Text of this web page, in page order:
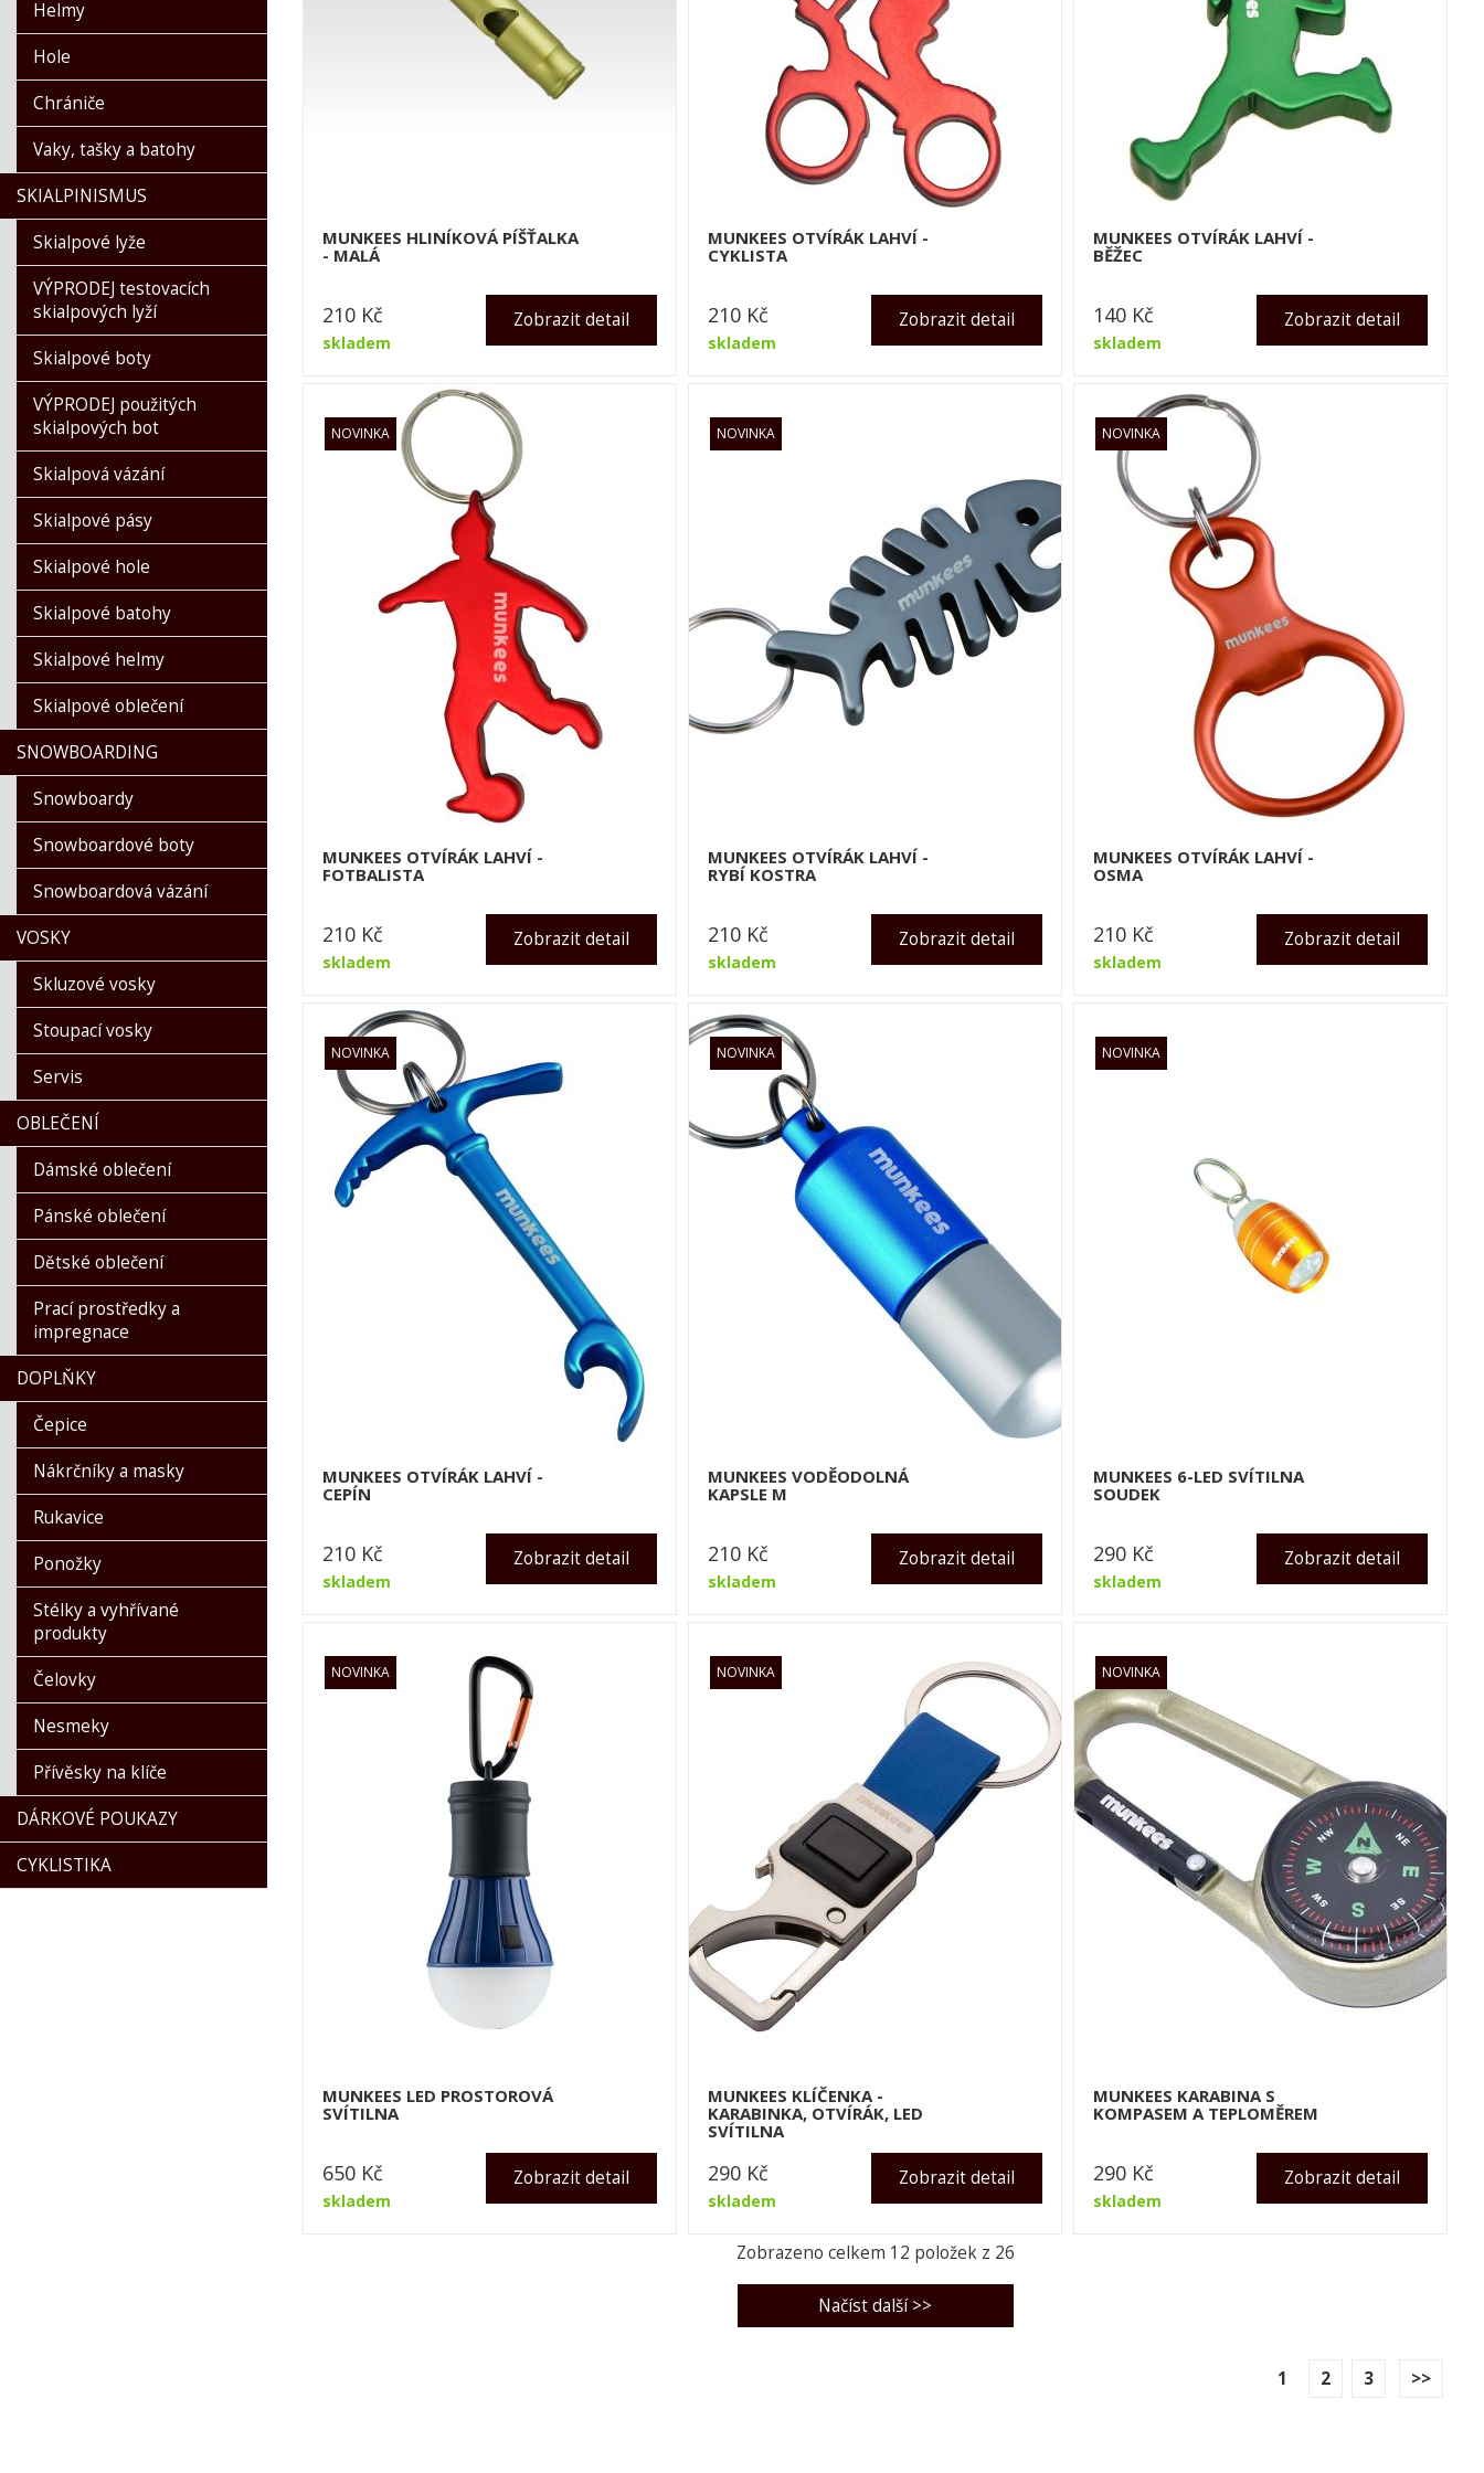
MUNKEES HLINÍKOVÁ PÍŠŤALKA
- MALÁ
skladem
Zobrazit detail
210 Kč
MUNKEES OTVÍRÁK LAHVÍ -
CYKLISTA
skladem
Zobrazit detail
210 Kč
MUNKEES OTVÍRÁK LAHVÍ -
BĚŽEC
skladem
Zobrazit detail
140 Kč
MUNKEES OTVÍRÁK LAHVÍ -
FOTBALISTA
skladem
Zobrazit detail
210 Kč
MUNKEES OTVÍRÁK LAHVÍ -
RYBÍ KOSTRA
skladem
Zobrazit detail
210 Kč
MUNKEES OTVÍRÁK LAHVÍ -
OSMA
skladem
Zobrazit detail
210 Kč
MUNKEES OTVÍRÁK LAHVÍ -
CEPÍN
skladem
Zobrazit detail
210 Kč
MUNKEES VODĚODOLNÁ
KAPSLE M
skladem
Zobrazit detail
210 Kč
MUNKEES 6-LED SVÍTILNA
SOUDEK
skladem
Zobrazit detail
290 Kč
MUNKEES LED PROSTOROVÁ
SVÍTILNA
skladem
Zobrazit detail
650 Kč
MUNKEES KLÍČENKA -
KARABINKA, OTVÍRÁK, LED
SVÍTILNA
skladem
Zobrazit detail
290 Kč
MUNKEES KARABINA S
KOMPASEM A TEPLOMĚREM
skladem
Zobrazit detail
290 Kč
Zobrazeno celkem 12 položek z 26
1 2 3 >>
Kask
Kästle
Lange
Lasting
Leki
Lenz
Montana
Neon
Ortovox
Petzl
POC
Racer 1927
Reusch
Rossignol
Salomon
Scott
Sidas
Snowlife
Stöckli
Therm-Ic
Van Deer RedBull sports
VANCL sport
Vist
Völkl
Ziener
Helmy
Hole
Chrániče
Vaky, tašky a batohy
SKIALPINISMUS
Skialpové lyže
VÝPRODEJ testovacích
skialpových lyží
Skialpové boty
VÝPRODEJ použitých
skialpových bot
Skialpová vázání
Skialpové pásy
Skialpové hole
Skialpové batohy
Skialpové helmy
Skialpové oblečení
SNOWBOARDING
Snowboardy
Snowboardové boty
Snowboardová vázání
VOSKY
Skluzové vosky
Stoupací vosky
Servis
OBLEČENÍ
Dámské oblečení
Pánské oblečení
Dětské oblečení
Prací prostředky a
impregnace
DOPLŇKY
Čepice
Nákrčníky a masky
Rukavice
Ponožky
Stélky a vyhřívané
produkty
Čelovky
Nesmeky
Přívěsky na klíče
DÁRKOVÉ POUKAZY
CYKLISTIKA